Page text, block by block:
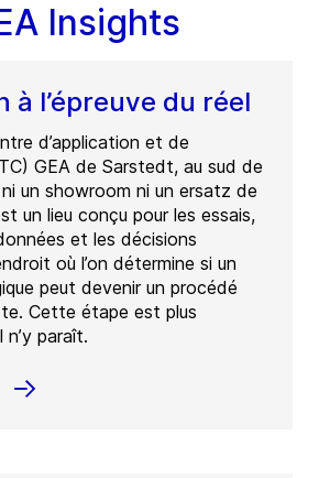
Insights
à l’épreuve du réel
d’application et de
GEA de Sarstedt, au sud de
ni un showroom ni un ersatz de
un lieu conçu pour les essais,
et les décisions
où l’on détermine si un
peut devenir un procédé
Cette étape est plus
n’y paraît.